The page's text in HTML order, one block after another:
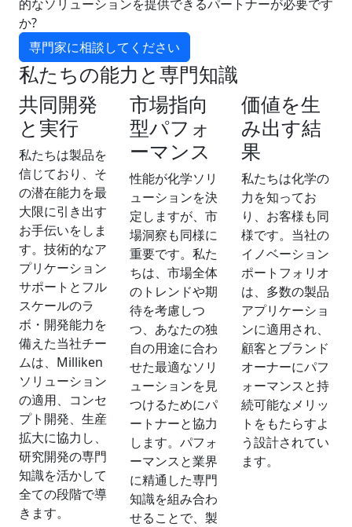
的なソリューションを提供できるパートナーが必要です
か?
専門家に相談してください
私たちの能力と専門知識
共同開発
と実行
私たちは製品を
信じており、そ
の潜在能力を最
大限に引き出す
お手伝いをしま
す。技術的なア
プリケーション
サポートとフル
スケールのラ
ボ・開発能力を
備えた当社チー
ムは、Milliken
ソリューション
の適用、コンセ
プト開発、生産
拡大に協力し、
研究開発の専門
知識を活かして
全ての段階で導
きます。
市場指向
型パフォ
ーマンス
性能が化学ソリ
ューションを決
定しますが、市
場洞察も同様に
重要です。私た
ちは、市場全体
のトレンドや期
待を考慮しつ
つ、あなたの独
自の用途に合わ
せた最適なソリ
ューションを見
つけるためにパ
ートナーと協力
します。パフォ
ーマンスと業界
に精通した専門
知識を組み合わ
せることで、製
価値を生
み出す結
果
私たちは化学の
力を知ってお
り、お客様も同
様です。当社の
イノベーション
ポートフォリオ
は、多数の製品
アプリケーショ
ンに適用され、
顧客とブランド
オーナーにパフ
ォーマンスと持
続可能なメリッ
トをもたらすよ
う設計されてい
ます。